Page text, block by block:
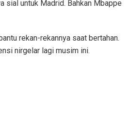
sial untuk Madrid. Bahkan Mbappe
rekan-rekannya saat bertahan.
nirgelar lagi musim ini.